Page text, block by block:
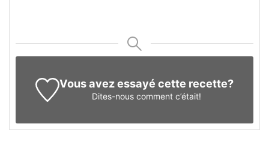
Vous avez essayé cette recette?
Dites-nous comment c’était!